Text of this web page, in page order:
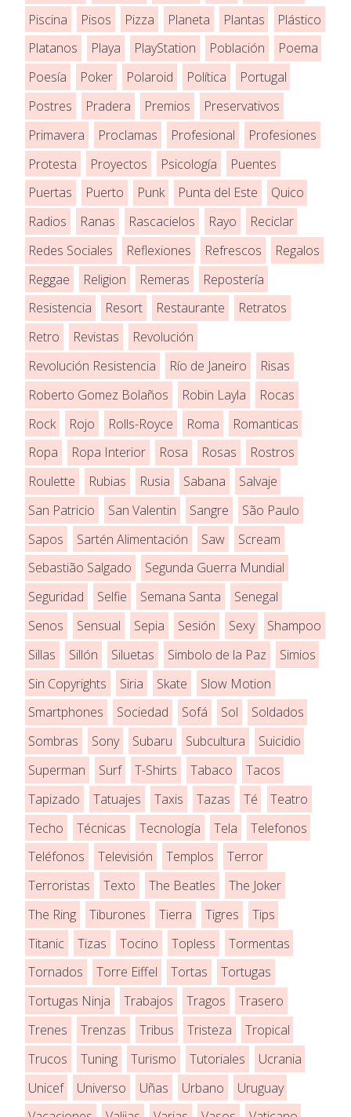
Piscina
Pisos Pizza Planeta Plantas
Plástico
Platanos
Playa PlayStation Población
Poema
Poesía
Poker Polaroid Política
Portugal
Postres
Pradera Premios
Preservativos
Primavera
Proclamas Profesional
Profesiones
Protesta
Proyectos Psicología
Puentes
Puertas
Puerto Punk Punta del Este
Quico
Radios
Ranas Rascacielos Rayo
Reciclar
Redes Sociales
Reflexiones Refrescos
Regalos
Reggae
Religion Remeras
Repostería
Resistencia
Resort Restaurante
Retratos
Retro
Revistas
Revolución
Revolución Resistencia
Río de Janeiro
Risas
Roberto Gomez Bolaños
Robin Layla
Rocas
Rock
Rojo Rolls-Royce Roma
Romanticas
Ropa
Ropa Interior Rosa Rosas
Rostros
Roulette
Rubias Rusia Sabana
Salvaje
San Patricio
San Valentin Sangre
São Paulo
Sapos
Sartén Alimentación Saw
Scream
Sebastião Salgado
Segunda Guerra Mundial
Seguridad
Selfie Semana Santa
Senegal
Senos
Sensual Sepia Sesión Sexy
Shampoo
Sillas
Sillón Siluetas Simbolo de la Paz
Simios
Sin Copyrights
Siria Skate
Slow Motion
Smartphones
Sociedad Sofá Sol
Soldados
Sombras
Sony Subaru Subcultura
Suicidio
Superman
Surf T-Shirts Tabaco
Tacos
Tapizado
Tatuajes Taxis Tazas Té
Teatro
Techo
Técnicas Tecnología Tela
Telefonos
Teléfonos
Televisión Templos
Terror
Terroristas
Texto The Beatles
The Joker
The Ring
Tiburones Tierra Tigres
Tips
Titanic
Tizas Tocino Topless
Tormentas
Tornados
Torre Eiffel Tortas
Tortugas
Tortugas Ninja
Trabajos Tragos
Trasero
Trenes
Trenzas Tribus Tristeza
Tropical
Trucos
Tuning Turismo Tutoriales
Ucrania
Unicef
Universo Uñas Urbano
Uruguay